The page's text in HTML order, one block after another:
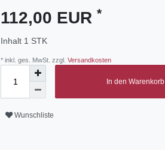
112,00 EUR *
Inhalt 1 STK
* inkl. ges. MwSt. zzgl. Versandkosten
In den Warenkorb
Wunschliste